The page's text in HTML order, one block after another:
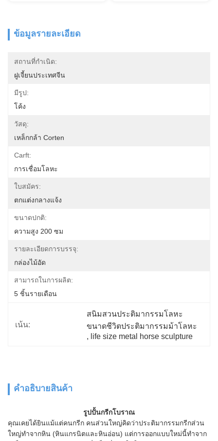
ข้อมูลรายละเอียด
สถานที่กำเนิด:
ฝูเจี้ยนประเทศจีน
มีรูป:
โค้ง
วัสดุ:
เหล็กกล้า Corten
Carft:
การเชื่อมโลหะ
ใบสมัคร:
ตกแต่งกลางแจ้ง
ขนาดปกติ:
ความสูง 200 ซม
รายละเอียดการบรรจุ:
กล่องไม้อัด
สามารถในการผลิต:
5 ชิ้นรายเดือน
เน้น:
สนิมสวนประติมากรรมโลหะ
ขนาดชีวิตประติมากรรมม้าโลหะ
, life size metal horse sculpture
คําอธิบายสินค้า
รูปปั้นกรีกโบราณ
คุณเคยได้ยินแม้แต่คนกรีก คนส่วนใหญ่คิดว่าประติมากรรมกรีกส่วน
ใหญ่ทำจากหิน (หินแกรนิตและหินอ่อน) แต่การออกแบบใหม่นี้ทำจาก